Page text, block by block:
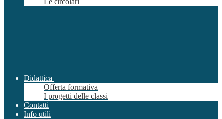
Le circolari
Didattica
Offerta formativa
I progetti delle classi
Contatti
Info utili